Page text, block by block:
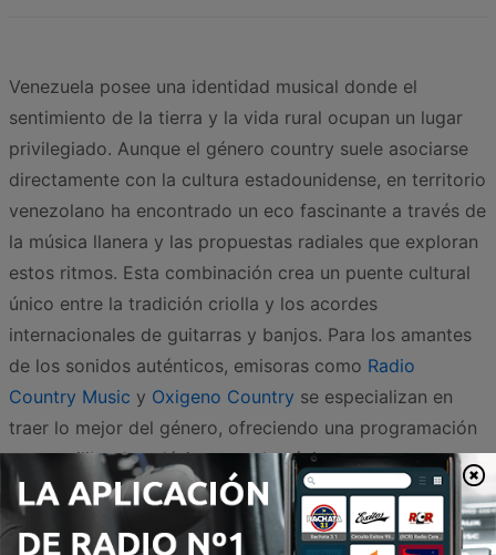
Venezuela posee una identidad musical donde el
sentimiento de la tierra y la vida rural ocupan un lugar
privilegiado. Aunque el género country suele asociarse
directamente con la cultura estadounidense, en territorio
venezolano ha encontrado un eco fascinante a través de
la música llanera y las propuestas radiales que exploran
estos ritmos. Esta combinación crea un puente cultural
único entre la tradición criolla y los acordes
internacionales de guitarras y banjos. Para los amantes
de los sonidos auténticos, emisoras como Radio
Country Music y Oxigeno Country se especializan en
traer lo mejor del género, ofreciendo una programación
que equilibra los clásicos con los éxitos
contemporáneos del Nashville sound.
Por otro lado, la interpretación local de este espíritu